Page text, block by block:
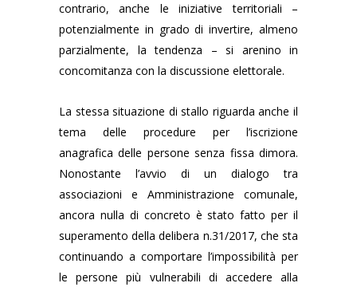
contrario, anche le iniziative territoriali –
potenzialmente in grado di invertire, almeno
parzialmente, la tendenza – si arenino in
concomitanza con la discussione elettorale.
La stessa situazione di stallo riguarda anche il
tema delle procedure per l’iscrizione
anagrafica delle persone senza fissa dimora.
Nonostante l’avvio di un dialogo tra
associazioni e Amministrazione comunale,
ancora nulla di concreto è stato fatto per il
superamento della delibera n.31/2017, che sta
continuando a comportare l’impossibilità per
le persone più vulnerabili di accedere alla